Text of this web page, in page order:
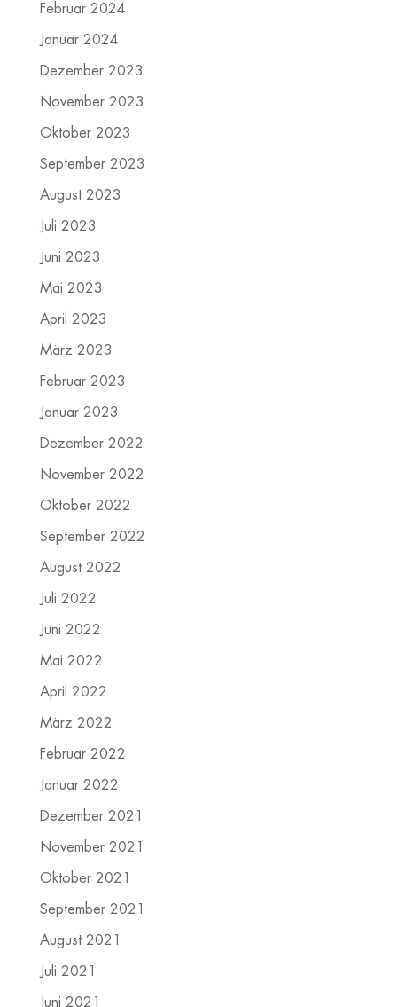
Februar 2024
Januar 2024
Dezember 2023
November 2023
Oktober 2023
September 2023
August 2023
Juli 2023
Juni 2023
Mai 2023
April 2023
März 2023
Februar 2023
Januar 2023
Dezember 2022
November 2022
Oktober 2022
September 2022
August 2022
Juli 2022
Juni 2022
Mai 2022
April 2022
März 2022
Februar 2022
Januar 2022
Dezember 2021
November 2021
Oktober 2021
September 2021
August 2021
Juli 2021
Juni 2021